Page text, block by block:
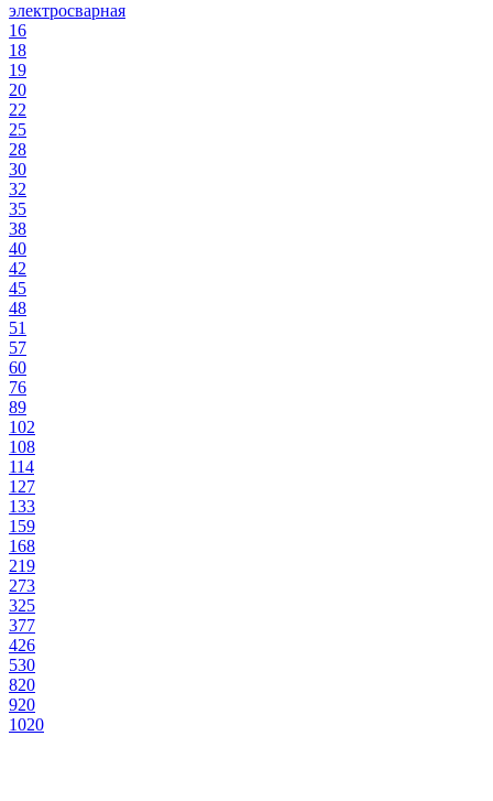
электросварная
16
18
19
20
22
25
28
30
32
35
38
40
42
45
48
51
57
60
76
89
102
108
114
127
133
159
168
219
273
325
377
426
530
820
920
1020